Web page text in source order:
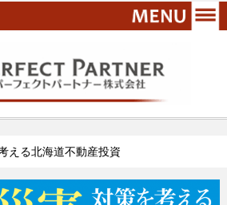
える北海道不動産投資